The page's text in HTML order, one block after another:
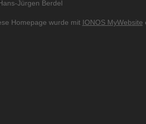
Jürgen Berdel
Homepage wurde mit IONOS MyWebsite